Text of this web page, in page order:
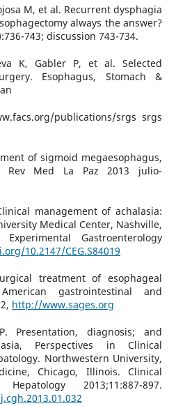
M, et al. Recurrent dysphagia
always the answer?
743; discussion 743-734.
K, Gabler P, et al. Selected
Esophagus, Stomach &
publications/srgs srgs
of sigmoid megaesophagus,
Rev Med La Paz 2013 julio-
management of achalasia:
Medical Center, Nashville,
Gastroenterology
10.2147/CEG.S84019
treatment of esophageal
gastrointestinal and
http://www.sages.org
Presentation, diagnosis; and
Perspectives in Clinical
Northwestern University,
Chicago, Illinois. Clinical
2013;11:887-897.